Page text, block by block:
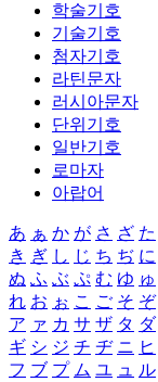
학술기호
기술기호
첨자기호
라틴문자
러시아문자
단위기호
일반기호
로마자
아랍어
あ ぁ か が さ ざ た
き ぎ し じ ち ぢ に
ぬ ふ ぶ ぷ む ゆ ゅ
れ お ぉ こ ご そ ぞ
ア ァ カ サ ザ タ ダ
ギ シ ジ チ ヂ ニ ヒ
フ ブ プ ム ユ ュ ル